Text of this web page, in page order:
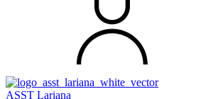
ASST Lariana